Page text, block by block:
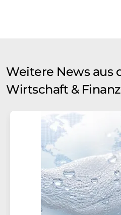
Weitere News aus
Wirtschaft &